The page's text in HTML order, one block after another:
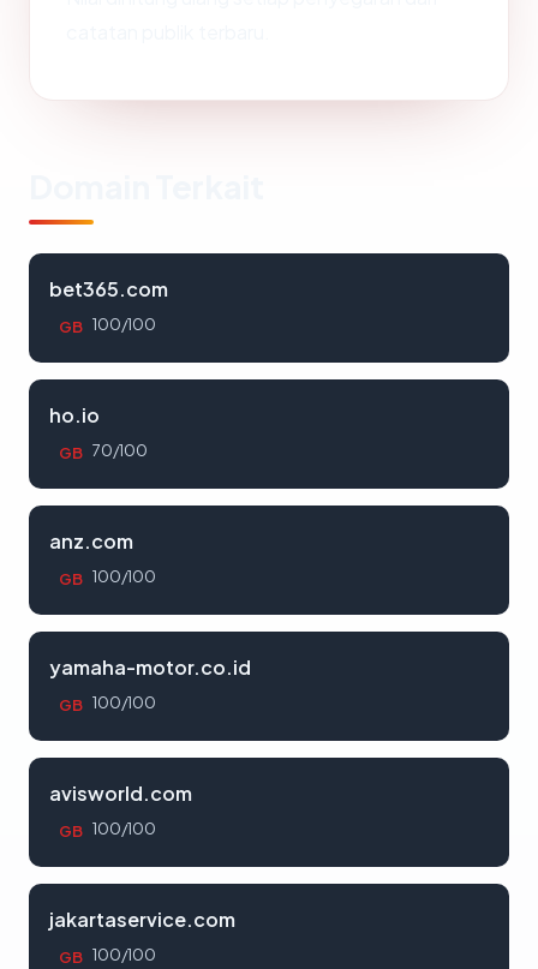
bet365.com
GB 100/100
ho.io
GB 70/100
anz.com
GB 100/100
yamaha-motor.co.id
GB 100/100
avisworld.com
GB 100/100
jakartaservice.com
GB 100/100